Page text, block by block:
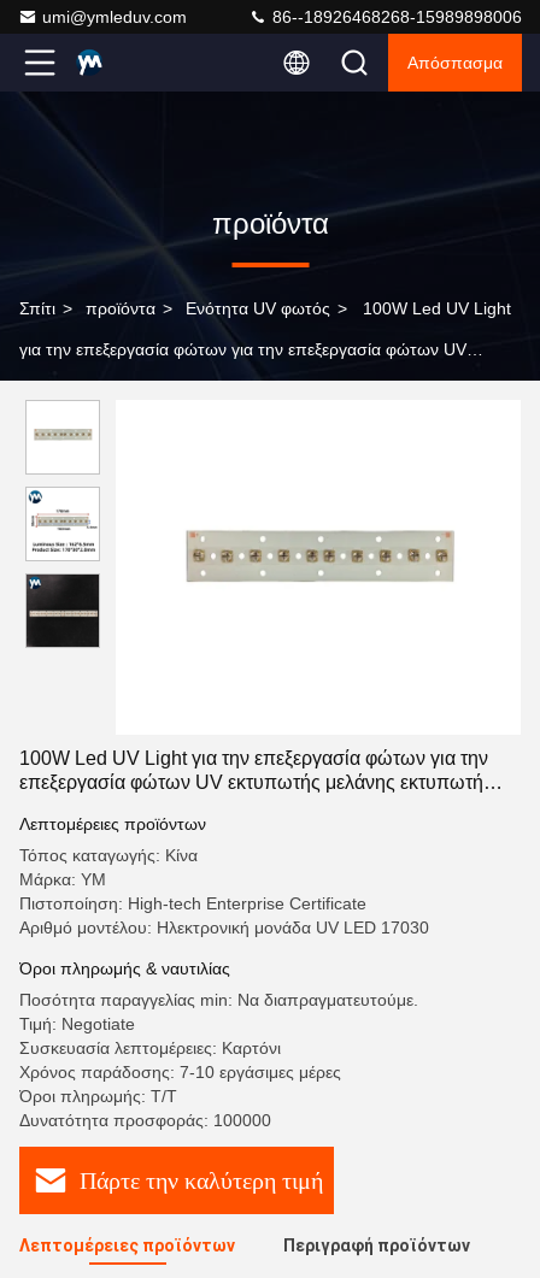
umi@ymleduv.com 86--18926468268-15989898006
Απόσπασμα
προϊόντα
Σπίτι > προϊόντα > Ενότητα UV φωτός > 100W Led UV Light
για την επεξεργασία φώτων για την επεξεργασία φώτων UV
100W Led UV Light για την επεξεργασία φώτων για την
επεξεργασία φώτων UV εκτυπωτής μελάνης εκτυπωτή
Λεπτομέρειες προϊόντων
Τόπος καταγωγής: Κίνα
Μάρκα: YM
Πιστοποίηση: High-tech Enterprise Certificate
Αριθμό μοντέλου: Ηλεκτρονική μονάδα UV LED 17030
Όροι πληρωμής & ναυτιλίας
Ποσότητα παραγγελίας min: Να διαπραγματευτούμε.
Τιμή: Negotiate
Συσκευασία λεπτομέρειες: Καρτόνι
Χρόνος παράδοσης: 7-10 εργάσιμες μέρες
Όροι πληρωμής: Τ/Τ
Δυνατότητα προσφοράς: 100000
Πάρτε την καλύτερη τιμή
Λεπτομέρειες προϊόντων Περιγραφή προϊόντων